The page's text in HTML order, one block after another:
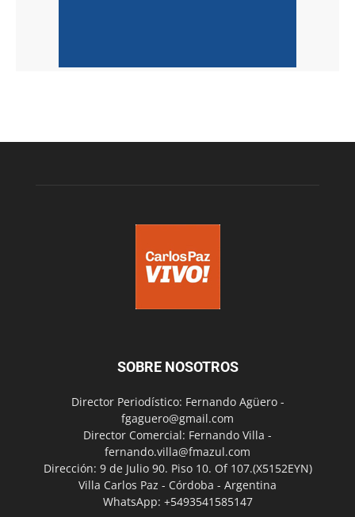
SOBRE NOSOTROS
Director Periodístico: Fernando Agüero -
fgaguero@gmail.com
Director Comercial: Fernando Villa -
fernando.villa@fmazul.com
Dirección: 9 de Julio 90. Piso 10. Of 107.(X5152EYN)
Villa Carlos Paz - Córdoba - Argentina
WhatsApp: +5493541585147